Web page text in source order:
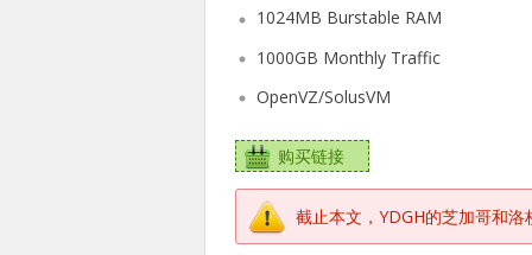
1024MB Burstable RAM
1000GB Monthly Traffic
OpenVZ/SolusVM
购买链接
截止本文，YDGH的芝加哥和